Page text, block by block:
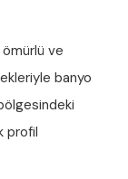
ve
banyo
profil